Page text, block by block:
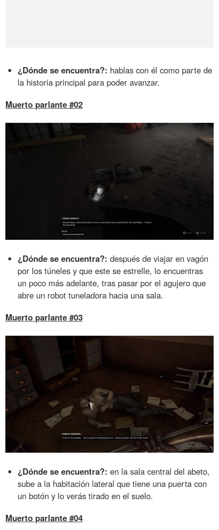
¿Dónde se encuentra?: hablas con él como parte de
la historia principal para poder avanzar.
Muerto parlante #02
¿Dónde se encuentra?: después de viajar en vagón
por los túneles y que este se estrelle, lo encuentras
un poco más adelante, tras pasar por el agujero que
abre un robot tuneladora hacia una sala.
Muerto parlante #03
¿Dónde se encuentra?: en la sala central del abeto,
sube a la habitación lateral que tiene una puerta con
un botón y lo verás tirado en el suelo.
Muerto parlante #04